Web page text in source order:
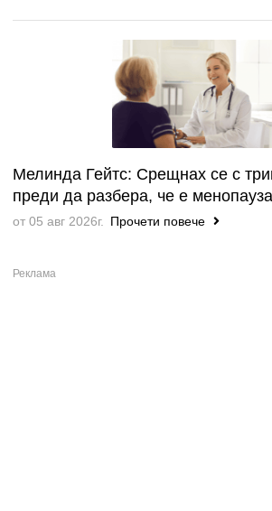
Мелинда Гейтс: Срещнах се с
преди да разбера, че е менопауза
от 05 авг 2026г. Прочети повече